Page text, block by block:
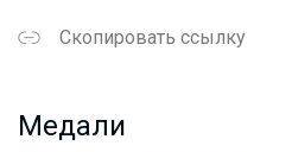
Скопировать ссылку
Медали